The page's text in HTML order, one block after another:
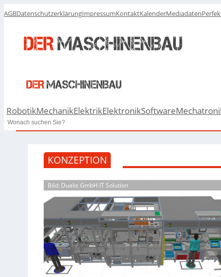
AGBDatenschutzerklärungImpressumKontaktKalenderMediadaten
RobotikMechanikElektrikElektronikSoftware
Search
KONZEPTION
Bild: Dualis GmbH IT Solution